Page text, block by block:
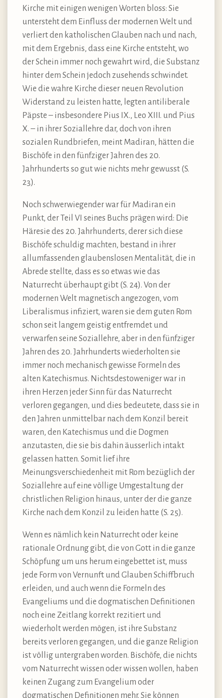
Kirche mit einigen wenigen Worten bloss: Sie
untersteht dem Einfluss der modernen Welt und
verliert den katholischen Glauben nach und nach,
mit dem Ergebnis, dass eine Kirche entsteht, wo
der Schein immer noch gewahrt wird, die Substanz
hinter dem Schein jedoch zusehends schwindet.
Wie die wahre Kirche dieser neuen Revolution
Widerstand zu leisten hatte, legten antiliberale
Päpste – insbesondere Pius IX., Leo XIII. und Pius
X. – in ihrer Soziallehre dar, doch von ihren
sozialen Rundbriefen, meint Madiran, hätten die
Bischöfe in den fünfziger Jahren des 20.
Jahrhunderts so gut wie nichts mehr gewusst (S.
23).
Noch schwerwiegender war für Madiran ein
Punkt, der Teil VI seines Buchs prägen wird: Die
Häresie des 20. Jahrhunderts, derer sich diese
Bischöfe schuldig machten, bestand in ihrer
allumfassenden glaubenslosen Mentalität, die in
Abrede stellte, dass es so etwas wie das
Naturrecht überhaupt gibt (S. 24). Von der
modernen Welt magnetisch angezogen, vom
Liberalismus infiziert, waren sie dem guten Rom
schon seit langem geistig entfremdet und
verwarfen seine Soziallehre, aber in den fünfziger
Jahren des 20. Jahrhunderts wiederholten sie
immer noch mechanisch gewisse Formeln des
alten Katechismus. Nichtsdestoweniger war in
ihren Herzen jeder Sinn für das Naturrecht
verloren gegangen, und dies bedeutete, dass sie in
den Jahren unmittelbar nach dem Konzil bereit
waren, den Katechismus und die Dogmen
anzutasten, die sie bis dahin äusserlich intakt
gelassen hatten. Somit lief ihre
Meinungsverschiedenheit mit Rom bezüglich der
Soziallehre auf eine völlige Umgestaltung der
christlichen Religion hinaus, unter der die ganze
Kirche nach dem Konzil zu leiden hatte (S. 25).
Wenn es nämlich kein Naturrecht oder keine
rationale Ordnung gibt, die von Gott in die ganze
Schöpfung um uns herum eingebettet ist, muss
jede Form von Vernunft und Glauben Schiffbruch
erleiden, und auch wenn die Formeln des
Evangeliums und die dogmatischen Definitionen
noch eine Zeitlang korrekt rezitiert und
wiederholt werden mögen, ist ihre Substanz
bereits verloren gegangen, und die ganze Religion
ist völlig untergraben worden. Bischöfe, die nichts
vom Naturrecht wissen oder wissen wollen, haben
keinen Zugang zum Evangelium oder
dogmatischen Definitionen mehr. Sie können